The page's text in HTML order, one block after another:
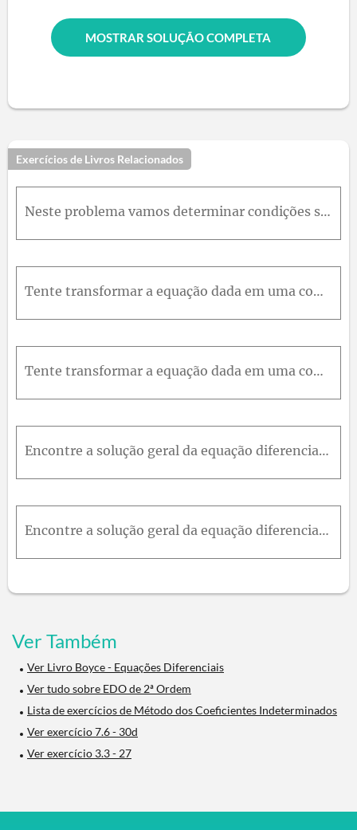
MOSTRAR SOLUÇÃO COMPLETA
Exercícios de Livros Relacionados
Neste problema vamos determinar condições sobre p e q de modo que a Eq. (i) possa ser transformada em uma equação com coeficientes constantes através de uma mudança de variável independente. Seja x=u(
Tente transformar a equação dada em uma com coeficientes constantes pelo método do Problema 43. Se isso for possível, encontre a solução geral da equação dada.
Tente transformar a equação dada em uma com coeficientes constantes pelo método do Problema 43. Se isso for possível, encontre a solução geral da equação dada.
Encontre a solução geral da equação diferencial dada.
Encontre a solução geral da equação diferencial dada.
Ver Também
Ver Livro Boyce - Equações Diferenciais
Ver tudo sobre EDO de 2ª Ordem
Lista de exercícios de Método dos Coeficientes Indeterminados
Ver exercício 7.6 - 30d
Ver exercício 3.3 - 27